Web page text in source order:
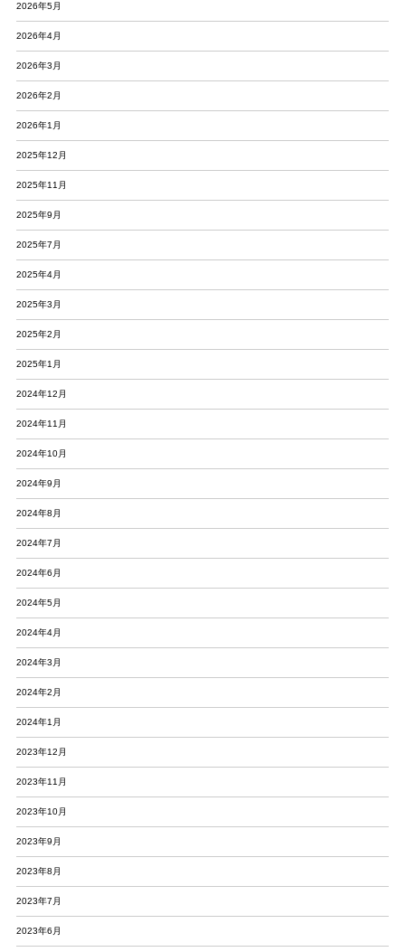
2026年5月
2026年4月
2026年3月
2026年2月
2026年1月
2025年12月
2025年11月
2025年9月
2025年7月
2025年4月
2025年3月
2025年2月
2025年1月
2024年12月
2024年11月
2024年10月
2024年9月
2024年8月
2024年7月
2024年6月
2024年5月
2024年4月
2024年3月
2024年2月
2024年1月
2023年12月
2023年11月
2023年10月
2023年9月
2023年8月
2023年7月
2023年6月